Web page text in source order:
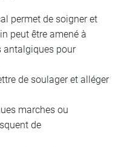
permet de soigner et
peut être amené à
antalgiques pour
de soulager et alléger
marches ou
de